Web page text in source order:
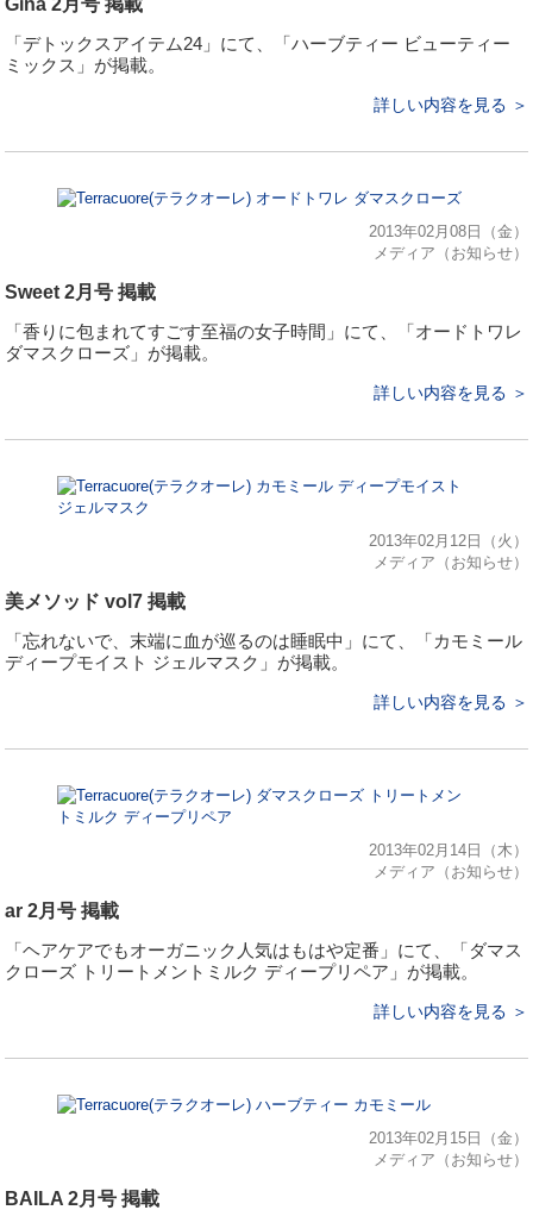
Gina 2月号 掲載
「デトックスアイテム24」にて、「ハーブティー ビューティー
ミックス」が掲載。
詳しい内容を見る ＞
2013年02月08日（金）
メディア（お知らせ）
Sweet 2月号 掲載
「香りに包まれてすごす至福の女子時間」にて、「オードトワレ
ダマスクローズ」が掲載。
詳しい内容を見る ＞
2013年02月12日（火）
メディア（お知らせ）
美メソッド vol7 掲載
「忘れないで、末端に血が巡るのは睡眠中」にて、「カモミール
ディープモイスト ジェルマスク」が掲載。
詳しい内容を見る ＞
2013年02月14日（木）
メディア（お知らせ）
ar 2月号 掲載
「ヘアケアでもオーガニック人気はもはや定番」にて、「ダマス
クローズ トリートメントミルク ディープリペア」が掲載。
詳しい内容を見る ＞
2013年02月15日（金）
メディア（お知らせ）
BAILA 2月号 掲載